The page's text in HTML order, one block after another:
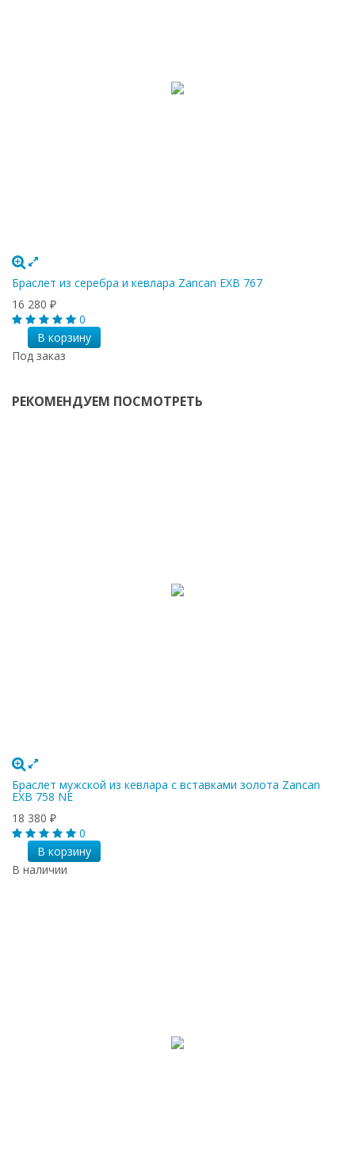
Браслет из серебра и кевлара Zancan EXB 767
16 280 ₽
0
В корзину
Под заказ
РЕКОМЕНДУЕМ ПОСМОТРЕТЬ
Браслет мужской из кевлара с вставками золота Zancan
EXB 758 NE
18 380 ₽
0
В корзину
В наличии